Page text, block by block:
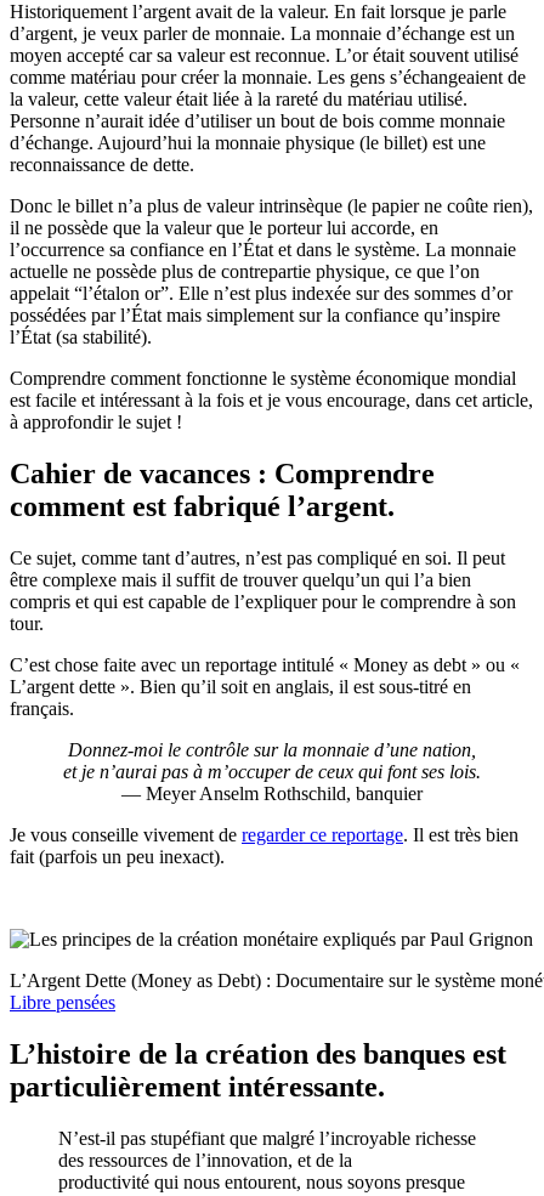
Historiquement l’argent avait de la valeur. En fait lorsque je parle
d’argent, je veux parler de monnaie. La monnaie d’échange est un
moyen accepté car sa valeur est reconnue. L’or était souvent utilisé
comme matériau pour créer la monnaie. Les gens s’échangeaient de
la valeur, cette valeur était liée à la rareté du matériau utilisé.
Personne n’aurait idée d’utiliser un bout de bois comme monnaie
d’échange. Aujourd’hui la monnaie physique (le billet) est une
reconnaissance de dette.
Donc le billet n’a plus de valeur intrinsèque (le papier ne coûte rien),
il ne possède que la valeur que le porteur lui accorde, en
l’occurrence sa confiance en l’État et dans le système. La monnaie
actuelle ne possède plus de contrepartie physique, ce que l’on
appelait “l’étalon or”. Elle n’est plus indexée sur des sommes d’or
possédées par l’État mais simplement sur la confiance qu’inspire
l’État (sa stabilité).
Comprendre comment fonctionne le système économique mondial
est facile et intéressant à la fois et je vous encourage, dans cet article,
à approfondir le sujet !
Cahier de vacances : Comprendre
comment est fabriqué l’argent.
Ce sujet, comme tant d’autres, n’est pas compliqué en soi. Il peut
être complexe mais il suffit de trouver quelqu’un qui l’a bien
compris et qui est capable de l’expliquer pour le comprendre à son
tour.
C’est chose faite avec un reportage intitulé « Money as debt » ou «
L’argent dette ». Bien qu’il soit en anglais, il est sous-titré en
français.
Donnez-moi le contrôle sur la monnaie d’une nation,
et je n’aurai pas à m’occuper de ceux qui font ses lois.
— Meyer Anselm Rothschild, banquier
Je vous conseille vivement de regarder ce reportage. Il est très bien
fait (parfois un peu inexact).
L’Argent Dette (Money as Debt) : Documentaire sur le système
Libre pensées
L’histoire de la création des banques est
particulièrement intéressante.
N’est-il pas stupéfiant que malgré l’incroyable richesse
des ressources de l’innovation, et de la
productivité qui nous entourent, nous soyons presque